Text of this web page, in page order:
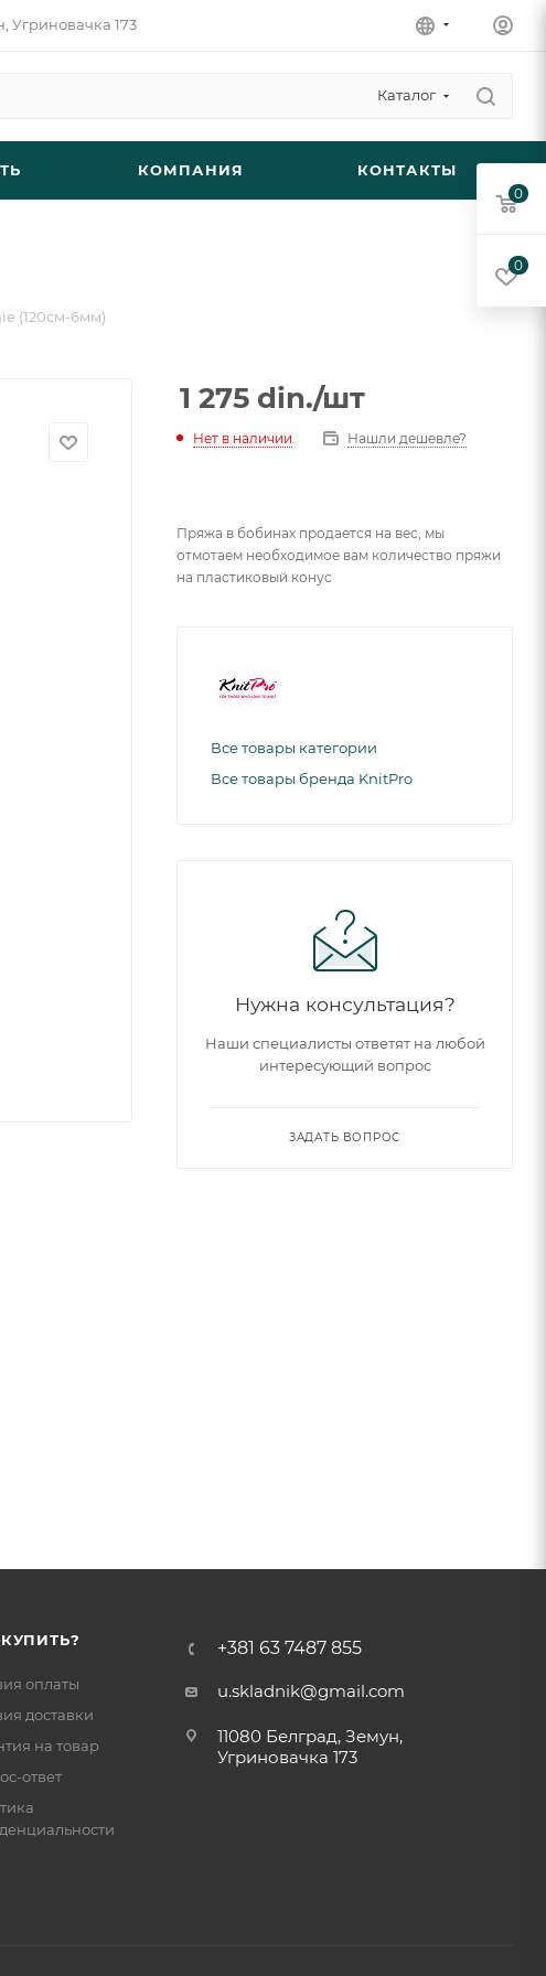
Угриновачка 173
Каталог
КОМПАНИЯ КОНТАКТЫ
(120см-6мм)
1 275 din./шт
Нет в наличии Нашли дешевле?
Пряжа в бобинах продается на вес, мы
отмотаем необходимое вам количество пряжи
на пластиковый конус
Все товары категории
Все товары бренда KnitPro
Нужна консультация?
Наши специалисты ответят на любой
интересующий вопрос
ЗАДАТЬ ВОПРОС
оплаты
доставки
на товар
ответ
+381 63 7487 855
u.skladnik@gmail.com
11080 Белград, Земун,
Угриновачка 173
0
0